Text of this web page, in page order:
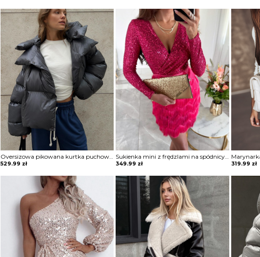
Oversizowa pikowana kurtka puchowa z kapturem Thamara
529.99 zł
Sukienka mini z frędzlami na spódnicy Potita
349.99 zł 319.99 zł